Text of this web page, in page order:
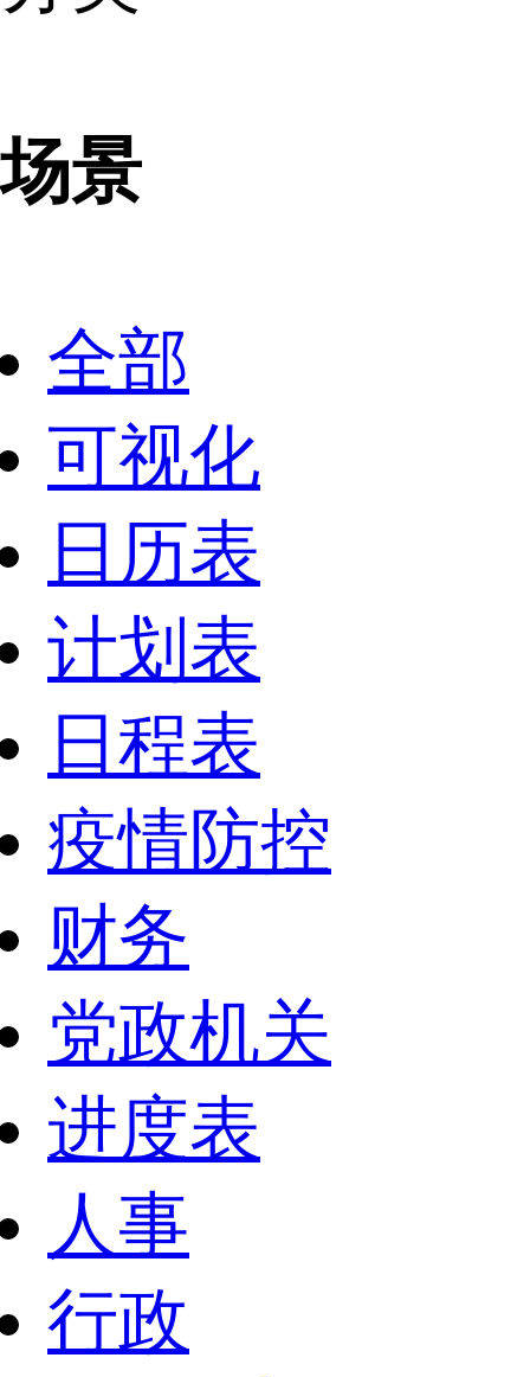
场景
全部
可视化
日历表
计划表
日程表
疫情防控
财务
党政机关
进度表
人事
行政